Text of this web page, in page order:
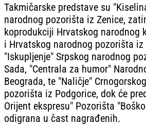
Takmičarske predstave su
narodnog pozorišta iz Zenice,
koprodukciji Hrvatskog narodnog
i Hrvatskog narodnog pozorišta iz
"Iskupljenje" Srpskog narodnog
Sada, "Centrala za humor"
Beograda, te "Naličje"
pozorišta iz Podgorice, dok će
Orijent ekspresu" Pozorišta
odigrana u čast nagrađenih.